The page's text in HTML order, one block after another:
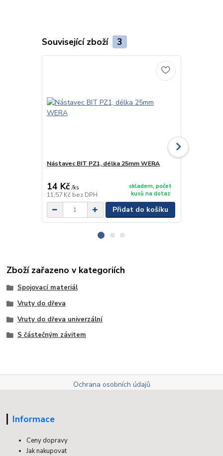
Související zboží 3
Nástavec BIT PZ1, délka 25mm WERA
14 Kč /ks
11,57 Kč bez DPH
skladem, počet
kusů na dotaz
Přidat do košíku
Zboží zařazeno v kategoriích
Spojovací materiál
Vruty do dřeva
Vruty do dřeva univerzální
S částečným závitem
Ochrana osobních údajů
Informace
Ceny dopravy
Jak nakupovat